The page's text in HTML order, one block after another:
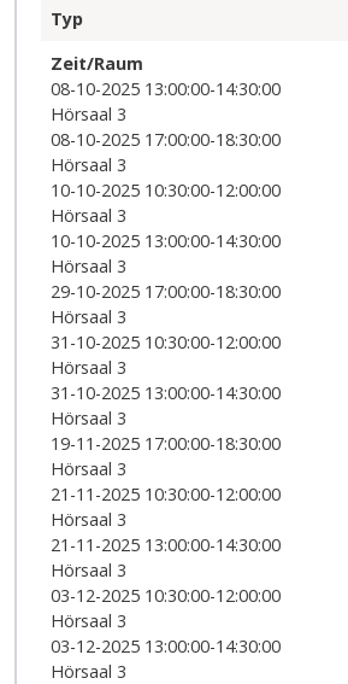
Typ
Zeit/Raum
08-10-2025 13:00:00-14:30:00
Hörsaal 3
08-10-2025 17:00:00-18:30:00
Hörsaal 3
10-10-2025 10:30:00-12:00:00
Hörsaal 3
10-10-2025 13:00:00-14:30:00
Hörsaal 3
29-10-2025 17:00:00-18:30:00
Hörsaal 3
31-10-2025 10:30:00-12:00:00
Hörsaal 3
31-10-2025 13:00:00-14:30:00
Hörsaal 3
19-11-2025 17:00:00-18:30:00
Hörsaal 3
21-11-2025 10:30:00-12:00:00
Hörsaal 3
21-11-2025 13:00:00-14:30:00
Hörsaal 3
03-12-2025 10:30:00-12:00:00
Hörsaal 3
03-12-2025 13:00:00-14:30:00
Hörsaal 3